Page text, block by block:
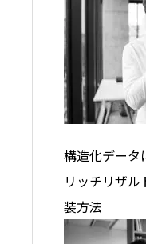
構造化データ
リッチリザ
装方法